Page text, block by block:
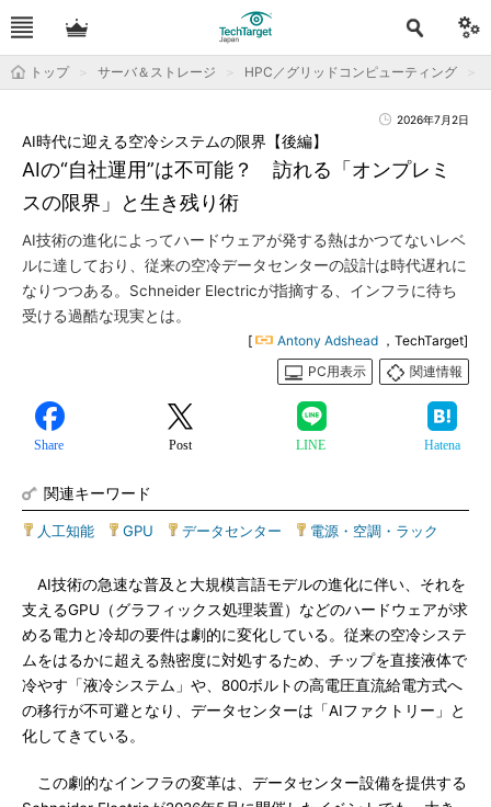
トップ サーバ＆ストレージ HPC／グリッドコンピューティング
2026年7月2日
AIの“自社運用”は不可能？ 訪れる「オンプレミ
スの限界」と生き残り術
AI時代に迎える空冷システムの限界【後編】
AI技術の進化によってハードウェアが発する熱はかつてないレベ
ルに達しており、従来の空冷データセンターの設計は時代遅れに
なりつつある。Schneider Electricが指摘する、インフラに待ち
受ける過酷な現実とは。
[ Antony Adshead ，TechTarget]
PC用表示
関連情報
Share Post LINE Hatena
関連キーワード
人工知能 GPU データセンター 電源・空調・ラック
AI技術の急速な普及と大規模言語モデルの進化に伴い、それを
支えるGPU（グラフィックス処理装置）などのハードウェアが求
める電力と冷却の要件は劇的に変化している。従来の空冷システ
ムをはるかに超える熱密度に対処するため、チップを直接液体で
冷やす「液冷システム」や、800ボルトの高電圧直流給電方式へ
の移行が不可避となり、データセンターは「AIファクトリー」と
化してきている。
この劇的なインフラの変革は、データセンター設備を提供する